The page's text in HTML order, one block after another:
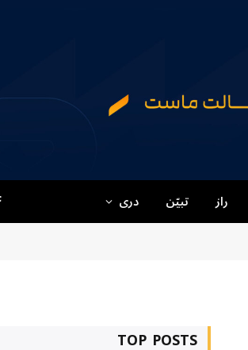
راز تبیّن دری
TOP POSTS